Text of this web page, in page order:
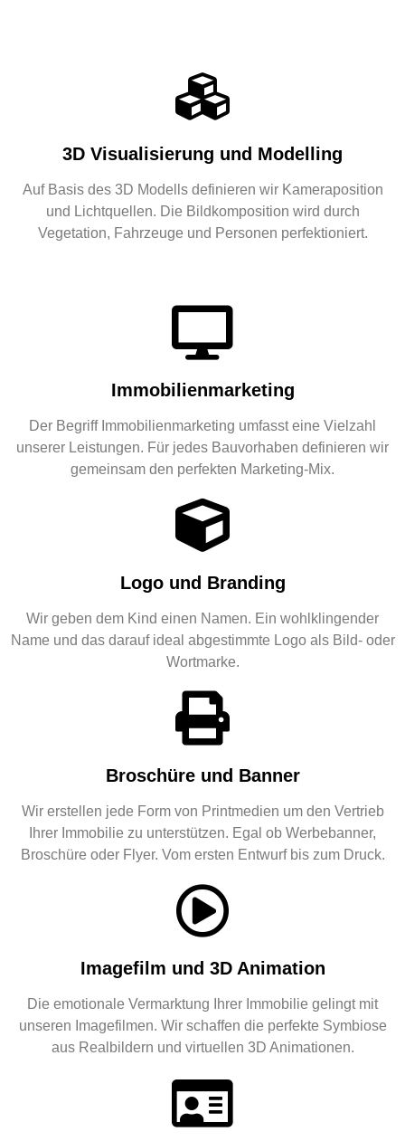
3D Visualisierung und Modelling
Auf Basis des 3D Modells definieren wir Kameraposition
und Lichtquellen. Die Bildkomposition wird durch
Vegetation, Fahrzeuge und Personen perfektioniert.
Immobilienmarketing
Der Begriff Immobilienmarketing umfasst eine Vielzahl
unserer Leistungen. Für jedes Bauvorhaben definieren wir
gemeinsam den perfekten Marketing-Mix.
Logo und Branding
Wir geben dem Kind einen Namen. Ein wohlklingender
Name und das darauf ideal abgestimmte Logo als Bild- oder
Wortmarke.
Broschüre und Banner
Wir erstellen jede Form von Printmedien um den Vertrieb
Ihrer Immobilie zu unterstützen. Egal ob Werbebanner,
Broschüre oder Flyer. Vom ersten Entwurf bis zum Druck.
Imagefilm und 3D Animation
Die emotionale Vermarktung Ihrer Immobilie gelingt mit
unseren Imagefilmen. Wir schaffen die perfekte Symbiose
aus Realbildern und virtuellen 3D Animationen.